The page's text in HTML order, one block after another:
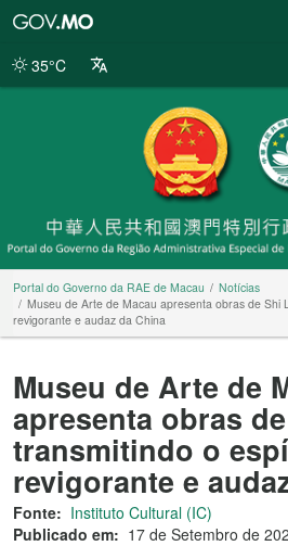
da
35°C
Portal do Governo da RAE de Macau
Notícias
Museu de Arte de Macau apresenta obras de Shi
revigorante e audaz da China
Museu de Arte de
apresenta obras
transmitindo o
revigorante e
Fonte: Instituto Cultural (IC)
Publicado em: 17 de Setembro de